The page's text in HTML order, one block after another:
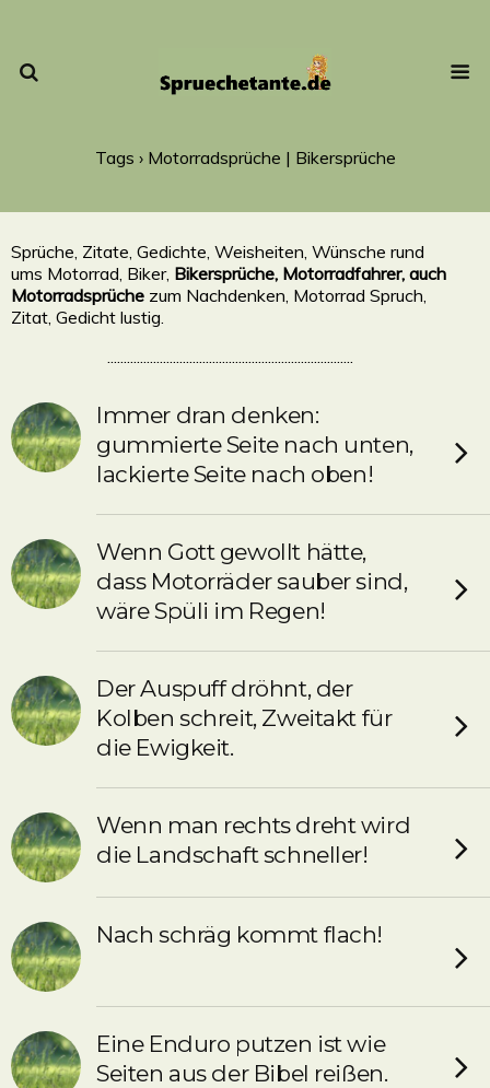
Tags › Motorradsprüche | Bikersprüche
Sprüche, Zitate, Gedichte, Weisheiten, Wünsche rund
ums Motorrad, Biker, Bikersprüche, Motorradfahrer, auch
Motorradsprüche zum Nachdenken, Motorrad Spruch,
Zitat, Gedicht lustig.
...........................................................................
Immer dran denken:
gummierte Seite nach unten,
lackierte Seite nach oben!
Wenn Gott gewollt hätte,
dass Motorräder sauber sind,
wäre Spüli im Regen!
Der Auspuff dröhnt, der
Kolben schreit, Zweitakt für
die Ewigkeit.
Wenn man rechts dreht wird
die Landschaft schneller!
Nach schräg kommt flach!
Eine Enduro putzen ist wie
Seiten aus der Bibel reißen.